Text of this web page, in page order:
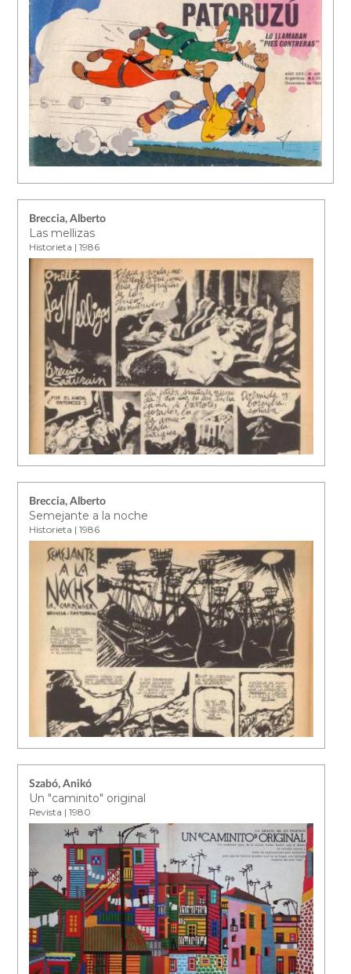
Breccia, Alberto
Las mellizas
Historieta | 1986
Breccia, Alberto
Semejante a la noche
Historieta | 1986
Szabó, Anikó
Un "caminito" original
Revista | 1980